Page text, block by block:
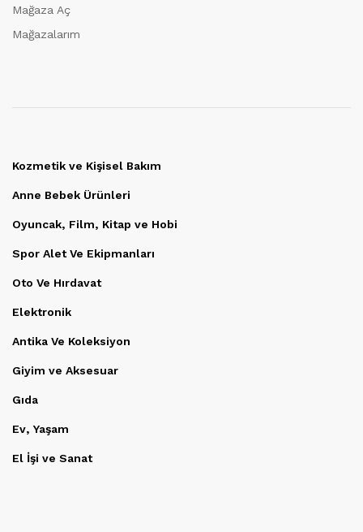
Mağaza Aç
Mağazalarım
Kozmetik ve Kişisel Bakım
Anne Bebek Ürünleri
Oyuncak, Film, Kitap ve Hobi
Spor Alet Ve Ekipmanları
Oto Ve Hırdavat
Elektronik
Antika Ve Koleksiyon
Giyim ve Aksesuar
Gıda
Ev, Yaşam
El İşi ve Sanat